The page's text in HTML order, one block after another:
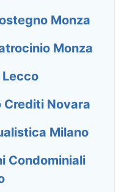
Monza
Monza
Lecco
Crediti Novara
Milano
Condominiali